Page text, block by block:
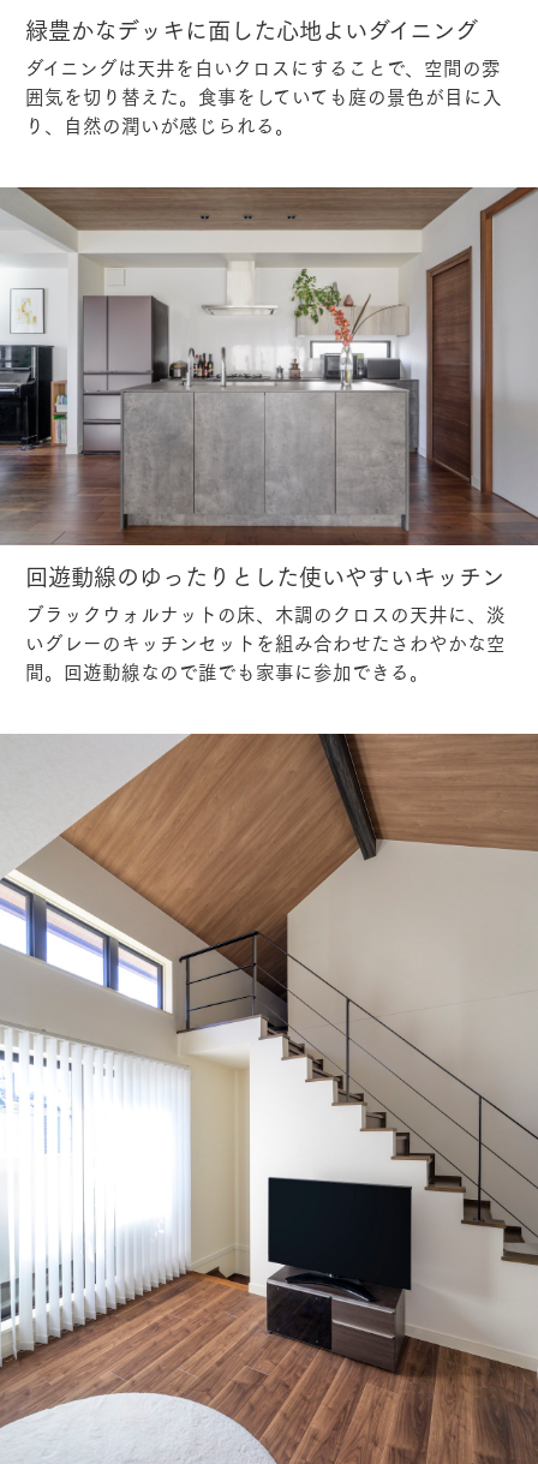
緑豊かなデッキに面した心地よいダイニング
ダイニングは天井を白いクロスにすることで、空間の雰
囲気を切り替えた。食事をしていても庭の景色が目に入
り、自然の潤いが感じられる。
回遊動線のゆったりとした使いやすいキッチン
ブラックウォルナットの床、木調のクロスの天井に、淡
いグレーのキッチンセットを組み合わせたさわやかな空
間。回遊動線なので誰でも家事に参加できる。